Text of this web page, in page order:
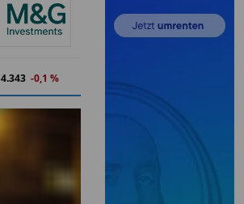
4.343 -0,1 %